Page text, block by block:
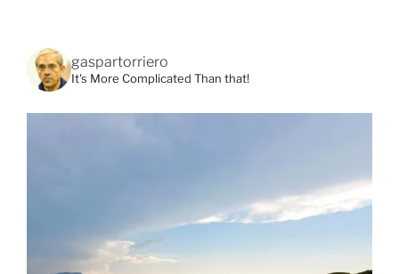
gaspartorriero
It's More Complicated Than that!